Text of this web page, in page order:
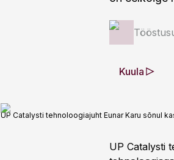
Kuula
UP Catalysti tehnoloogiajuht Eunar Karu sõnul
UP Catalysti